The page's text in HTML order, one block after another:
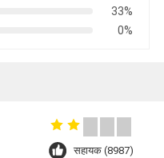
33%
0%
सहायक (8987)